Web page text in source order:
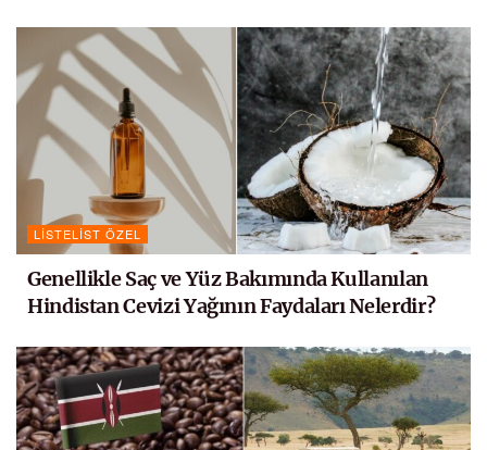
LISTELIST ÖZEL
Genellikle Saç ve Yüz Bakımında Kullanılan
Hindistan Cevizi Yağının Faydaları Nelerdir?